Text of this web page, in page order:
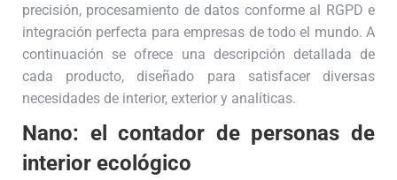
precisión, procesamiento de datos conforme al RGPD e
integración perfecta para empresas de todo el mundo. A
continuación se ofrece una descripción detallada de
cada producto, diseñado para satisfacer diversas
necesidades de interior, exterior y analíticas.
Nano: el contador de personas de
interior ecológico